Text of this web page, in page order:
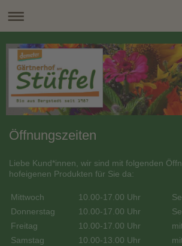
Öffnungszeiten
Liebe Kund*innen, wir sind mit folgenden
hofeigenen Produkten für Sie da:
Mittwoch 10.00-17.00 Uhr
Donnerstag
10.00-17.00 Uhr
Freitag
10.00-17.00 Uhr
Samstag
10.00-13.00 Uhr